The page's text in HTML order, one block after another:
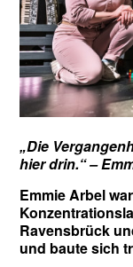
„Die
hier drin.“ –
Emmie Arbel
Ravensbrück
und baute sich